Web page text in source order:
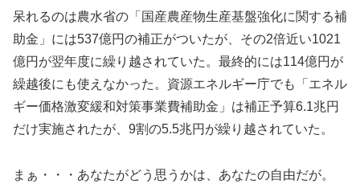
呆れるのは農水省の「国産農産物生産基盤強化に関する補
助金」には537億円の補正がついたが、その2倍近い1021
億円が翌年度に繰り越されていた。最終的には114億円が
繰越後にも使えなかった。資源エネルギー庁でも「エネル
ギー価格激変緩和対策事業費補助金」は補正予算6.1兆円
だけ実施されたが、9割の5.5兆円が繰り越されていた。
まぁ・・・あなたがどう思うかは、あなたの自由だが。